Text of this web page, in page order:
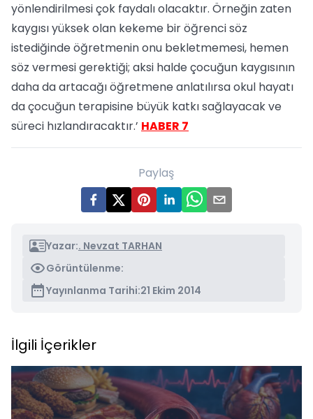
yönlendirilmesi çok faydalı olacaktır. Örneğin zaten
kaygısı yüksek olan kekeme bir öğrenci söz
istediğinde öğretmenin onu bekletmemesi, hemen
söz vermesi gerektiği; aksi halde çocuğun kaygısının
daha da artacağı öğretmene anlatılırsa okul hayatı
da çocuğun terapisine büyük katkı sağlayacak ve
süreci hızlandıracaktır.’ HABER 7
Paylaş
Yazar:. Nevzat TARHAN
Görüntülenme:
Yayınlanma Tarihi:21 Ekim 2014
İlgili İçerikler